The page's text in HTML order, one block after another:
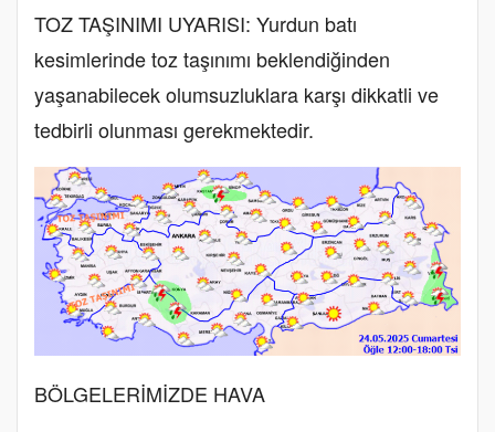
TOZ TAŞINIMI UYARISI: Yurdun batı
kesimlerinde toz taşınımı beklendiğinden
yaşanabilecek olumsuzluklara karşı dikkatli ve
tedbirli olunması gerekmektedir.
BÖLGELERİMİZDE HAVA